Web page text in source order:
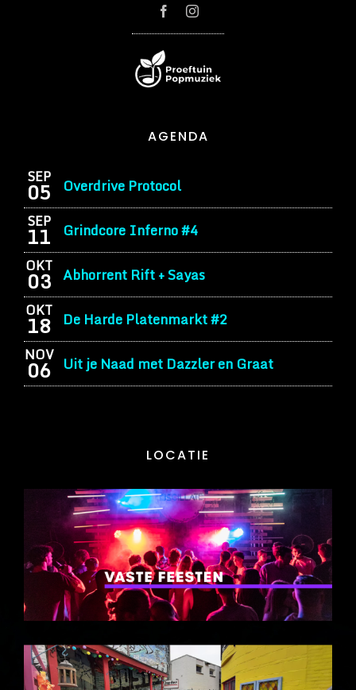
AGENDA
SEP
05 Overdrive Protocol
SEP
11 Grindcore Inferno #4
OKT
03 Abhorrent Rift + Sayas
OKT
18 De Harde Platenmarkt #2
NOV
06 Uit je Naad met Dazzler en Graat
LOCATIE